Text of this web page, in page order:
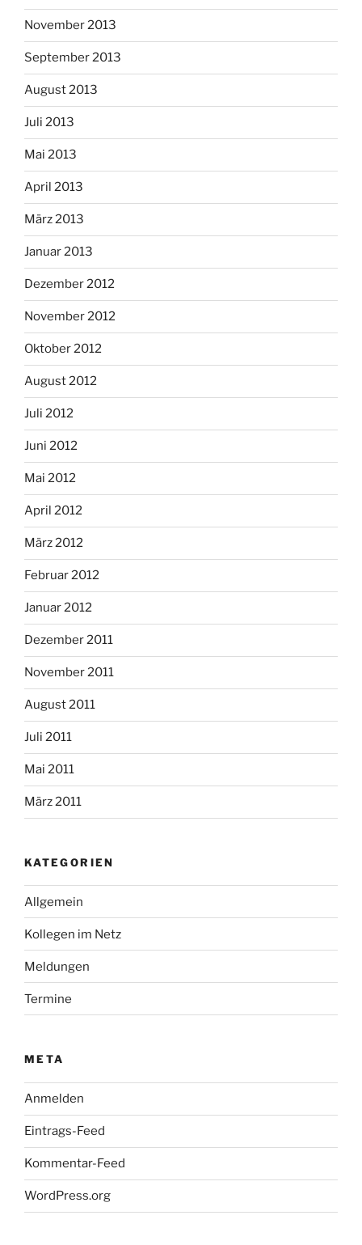
November 2013
September 2013
August 2013
Juli 2013
Mai 2013
April 2013
März 2013
Januar 2013
Dezember 2012
November 2012
Oktober 2012
August 2012
Juli 2012
Juni 2012
Mai 2012
April 2012
März 2012
Februar 2012
Januar 2012
Dezember 2011
November 2011
August 2011
Juli 2011
Mai 2011
März 2011
KATEGORIEN
Allgemein
Kollegen im Netz
Meldungen
Termine
META
Anmelden
Eintrags-Feed
Kommentar-Feed
WordPress.org